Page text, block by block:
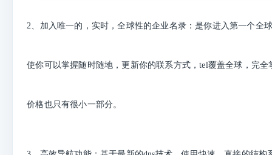
2、加入唯一的，实时，全球性的企业名录：是你进入第一个全
使你可以掌握随时随地，更新你的联系方式，tel覆盖全球，完全
价格也只有很小一部分。